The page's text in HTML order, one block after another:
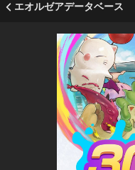
エオルゼアデータベース